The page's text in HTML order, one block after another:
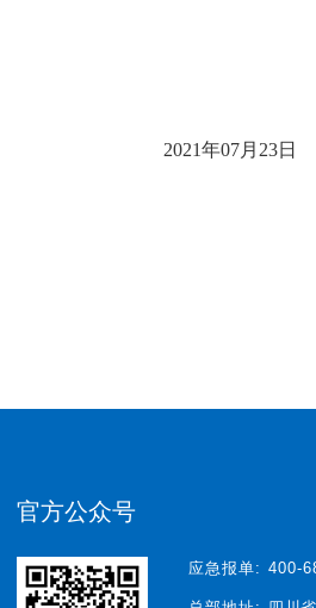
2021年07月23日
官方公众号
应急报单: 400-